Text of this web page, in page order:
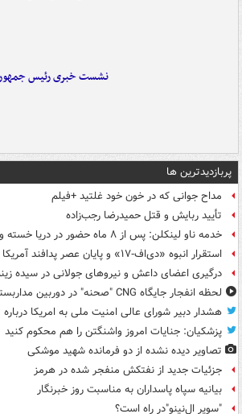
نشست خبری رئیس جمهور
پربازدیدترین ها
مداح جوانی که در خون خود غلتید +فیلم
تأیید ربایش و قتل حمیدرضا رجب‌زاده
خدمه ناو لینکلن: پس از ۸ ماه حضور در دریا خسته و درمانده‌ شدیم
استقرار انبوه «دی‌اف‑۱۷» و پایان عصر پدافند آمریکا +عکس
درگیری اعضای داعش و نیروهای جولانی در سیده
لحظه انفجار جایگاه CNG "صحنه" در دوربین مداربسته
هشدار دبیر شورای عالی امنیت ملی به امریکا
پزشکیان: جنایات امروز واشنگتن را هم محکوم کنید
تصاویر دیده‌ نشده از دو فرمانده شهید موشکی
جزئیات جدید از نفتکش منفجر شده در هرمز
بیانیه سپاه پاسداران به مناسبت روز خبرنگار
"سوپر ال‌نینو"در راه است؟